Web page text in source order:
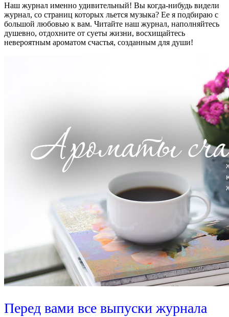
Наш журнал именно удивительный! Вы когда-нибудь видели
журнал, со страниц которых льется музыка? Ее я подбираю с
большой любовью к вам. Читайте наш журнал, наполняйтесь
душевно, отдохните от суеты жизни, восхищайтесь
невероятным ароматом счастья, созданным для души!
Перед вами все выпуски журнала